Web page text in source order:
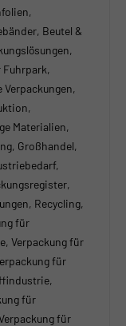
Beutel &
Materialien,
Großhandel,
Recycling,
für
Verpackung für
für
für
für